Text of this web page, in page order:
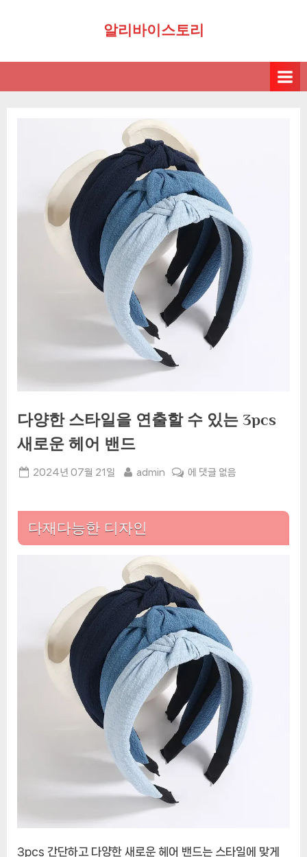
알리바이스토리
다양한 스타일을 연출할 수 있는 3pcs
새로운 헤어 밴드
Posted
2024년 07월 21일 By
admin
다
연
출
할
수
있
는
3pcs
새
로
운
헤
어
에 댓글 없음
다재다능한 디자인
3pcs 간단하고 다양한 새로운 헤어 밴드는 스타일에 맞게